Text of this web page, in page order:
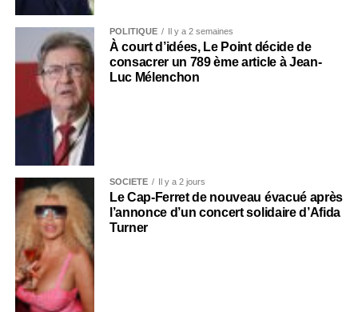
POLITIQUE Il y a 2 semaines
À court d’idées, Le Point décide de
consacrer un 789 ème article à Jean-
Luc Mélenchon
SOCIÉTÉ Il y a 2 jours
Le Cap-Ferret de nouveau évacué après
l’annonce d’un concert solidaire d’Afida
Turner